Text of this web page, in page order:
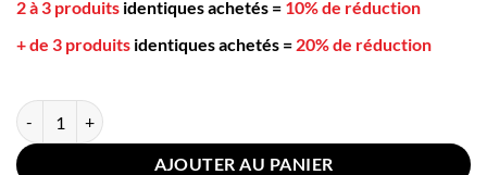
2 à 3 produits identiques achetés = 10% de réduction
+ de 3 produits identiques achetés = 20% de réduction
quantité de Taie Oreiller Satin Imitation Soie 45x45cm Blanche
AJOUTER AU PANIER